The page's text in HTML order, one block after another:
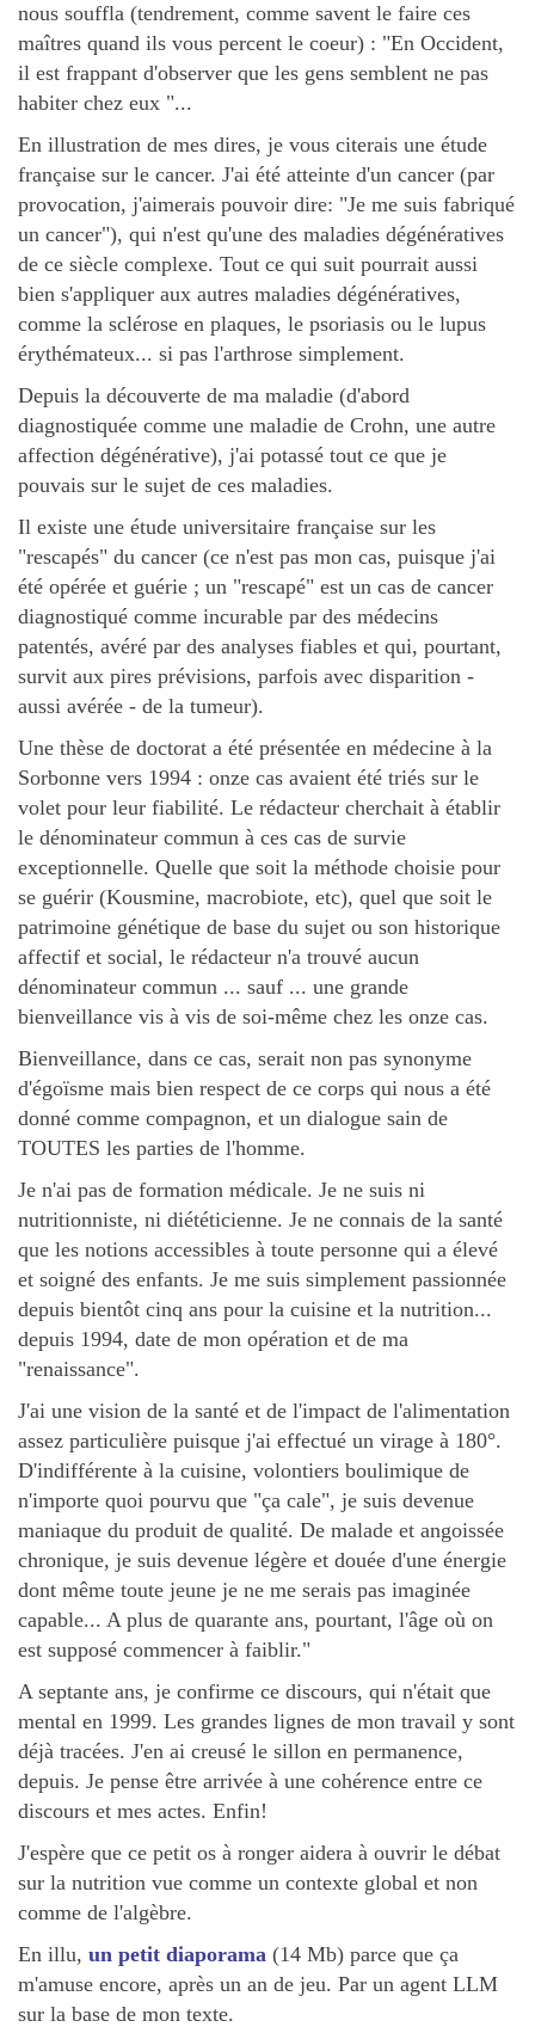
nous souffla (tendrement, comme savent le faire ces
maîtres quand ils vous percent le coeur) : "En Occident,
il est frappant d'observer que les gens semblent ne pas
habiter chez eux "...
En illustration de mes dires, je vous citerais une étude
française sur le cancer. J'ai été atteinte d'un cancer (par
provocation, j'aimerais pouvoir dire: "Je me suis fabriqué
un cancer"), qui n'est qu'une des maladies dégénératives
de ce siècle complexe. Tout ce qui suit pourrait aussi
bien s'appliquer aux autres maladies dégénératives,
comme la sclérose en plaques, le psoriasis ou le lupus
érythémateux... si pas l'arthrose simplement.
Depuis la découverte de ma maladie (d'abord
diagnostiquée comme une maladie de Crohn, une autre
affection dégénérative), j'ai potassé tout ce que je
pouvais sur le sujet de ces maladies.
Il existe une étude universitaire française sur les
"rescapés" du cancer (ce n'est pas mon cas, puisque j'ai
été opérée et guérie ; un "rescapé" est un cas de cancer
diagnostiqué comme incurable par des médecins
patentés, avéré par des analyses fiables et qui, pourtant,
survit aux pires prévisions, parfois avec disparition -
aussi avérée - de la tumeur).
Une thèse de doctorat a été présentée en médecine à la
Sorbonne vers 1994 : onze cas avaient été triés sur le
volet pour leur fiabilité. Le rédacteur cherchait à établir
le dénominateur commun à ces cas de survie
exceptionnelle. Quelle que soit la méthode choisie pour
se guérir (Kousmine, macrobiote, etc), quel que soit le
patrimoine génétique de base du sujet ou son historique
affectif et social, le rédacteur n'a trouvé aucun
dénominateur commun ... sauf ... une grande
bienveillance vis à vis de soi-même chez les onze cas.
Bienveillance, dans ce cas, serait non pas synonyme
d'égoïsme mais bien respect de ce corps qui nous a été
donné comme compagnon, et un dialogue sain de
TOUTES les parties de l'homme.
Je n'ai pas de formation médicale. Je ne suis ni
nutritionniste, ni diététicienne. Je ne connais de la santé
que les notions accessibles à toute personne qui a élevé
et soigné des enfants. Je me suis simplement passionnée
depuis bientôt cinq ans pour la cuisine et la nutrition...
depuis 1994, date de mon opération et de ma
"renaissance".
J'ai une vision de la santé et de l'impact de l'alimentation
assez particulière puisque j'ai effectué un virage à 180°.
D'indifférente à la cuisine, volontiers boulimique de
n'importe quoi pourvu que "ça cale", je suis devenue
maniaque du produit de qualité. De malade et angoissée
chronique, je suis devenue légère et douée d'une énergie
dont même toute jeune je ne me serais pas imaginée
capable... A plus de quarante ans, pourtant, l'âge où on
est supposé commencer à faiblir."
A septante ans, je confirme ce discours, qui n'était que
mental en 1999. Les grandes lignes de mon travail y sont
déjà tracées. J'en ai creusé le sillon en permanence,
depuis. Je pense être arrivée à une cohérence entre ce
discours et mes actes. Enfin!
J'espère que ce petit os à ronger aidera à ouvrir le débat
sur la nutrition vue comme un contexte global et non
comme de l'algèbre.
En illu, un petit diaporama (14 Mb) parce que ça
m'amuse encore, après un an de jeu. Par un agent LLM
sur la base de mon texte.